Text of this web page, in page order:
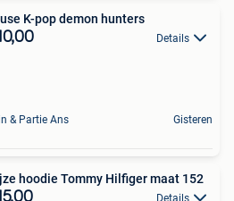
K-pop demon hunters
Details
& Partie Ans Gisteren
Grijze hoodie Tommy Hilfiger maat 152
Details